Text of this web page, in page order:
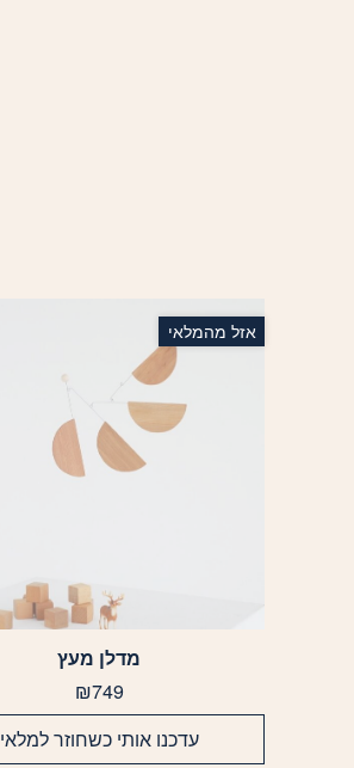
אזל מהמלאי
מדלן מעץ
₪749
עדכנו אותי כשחוזר למלאי